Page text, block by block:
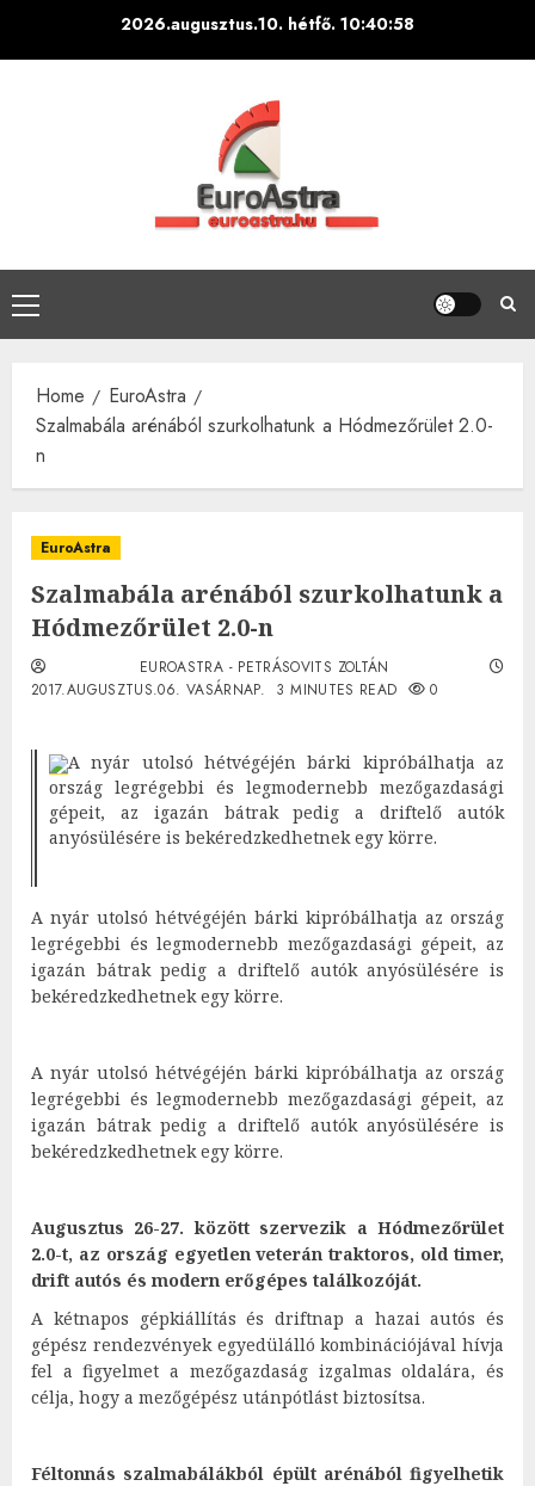
2026.augusztus.10. hétfő. 10:40:59
Primary
Menu
Home
EuroAstra
Szalmabála arénából szurkolhatunk a Hódmezőrület 2.0-
n
EuroAstra
Szalmabála arénából szurkolhatunk a
Hódmezőrület 2.0-n
EUROASTRA - PETRÁSOVITS ZOLTÁN
2017.AUGUSZTUS.06. VASÁRNAP.
3 MINUTES READ 0
A nyár utolsó hétvégéjén bárki kipróbálhatja az
ország legrégebbi és legmodernebb mezőgazdasági
gépeit, az igazán bátrak pedig a driftelő autók
anyósülésére is bekéredzkedhetnek egy körre.
A nyár utolsó hétvégéjén bárki kipróbálhatja az ország
legrégebbi és legmodernebb mezőgazdasági gépeit, az
igazán bátrak pedig a driftelő autók anyósülésére is
bekéredzkedhetnek egy körre.
A nyár utolsó hétvégéjén bárki kipróbálhatja az ország
legrégebbi és legmodernebb mezőgazdasági gépeit, az
igazán bátrak pedig a driftelő autók anyósülésére is
bekéredzkedhetnek egy körre.
Augusztus 26-27. között szervezik a Hódmezőrület
2.0-t, az ország egyetlen veterán traktoros, old timer,
drift autós és modern erőgépes találkozóját.
A kétnapos gépkiállítás és driftnap a hazai autós és
gépész rendezvények egyedülálló kombinációjával hívja
fel a figyelmet a mezőgazdaság izgalmas oldalára, és
célja, hogy a mezőgépész utánpótlást biztosítsa.
Féltonnás szalmabálákból épült arénából figyelhetik